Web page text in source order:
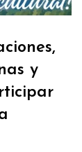
y